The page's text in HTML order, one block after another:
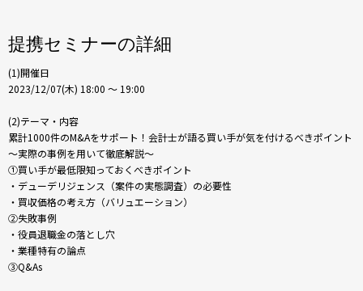
提携セミナーの詳細
(1)開催日
2023/12/07(木) 18:00 〜 19:00
(2)テーマ・内容
累計1000件のM&Aをサポート！会計士が語る買い手が気を付けるべきポイント
～実際の事例を用いて徹底解説～
①買い手が最低限知っておくべきポイント
・デューデリジェンス（案件の実態調査）の必要性
・買収価格の考え方（バリュエーション）
②失敗事例
・役員退職金の落とし穴
・業種特有の論点
③Q&As